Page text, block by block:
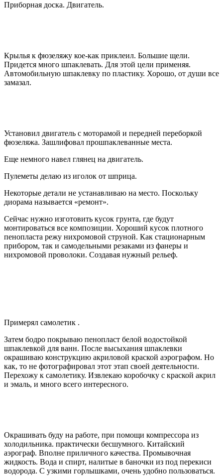
Приборная доска. Двигатель.
Крылья к фюзеляжу кое-как приклеил. Большие щели.
Придется много шпаклевать. Для этой цели применяя.
Автомобильную шпаклевку по пластику. Хорошо, от души все
замазал.
Установил двигатель с моторамой и передней переборкой
фюзеляжа. Зашлифовал прошпаклеванные места.
Еще немного навел глянец на двигатель.
Пулеметы делаю из иголок от шприца.
Некоторые детали не устанавливаю на место. Поскольку
диорама называется «ремонт».
Сейчас нужно изготовить кусок грунта, где будут
монтироваться все композиции. Хороший кусок плотного
пенопласта режу нихромовой струной. Как стационарным
прибором, так и самодельными резаками из фанеры и
нихромовой проволоки. Создавая нужный рельеф.
Примерял самолетик .
Затем бодро покрываю пенопласт белой водостойкой
шпаклевкой для ванн. После высыхания шпаклевки
окрашиваю конструкцию акриловой краской аэрографом. Но
как, то не фотографировал этот этап своей деятельности.
Перехожу к самолетику. Извлекаю коробочку с краской акрил
и эмаль, и много всего интересного.
Окрашивать буду на работе, при помощи компрессора из
холодильника. практически бесшумного. Китайский
аэрограф. Вполне приличного качества. Промывочная
жидкость. Вода и спирт, налитые в баночки из под перекиси
водорода. С узкими горлышками, очень удобно пользоваться.